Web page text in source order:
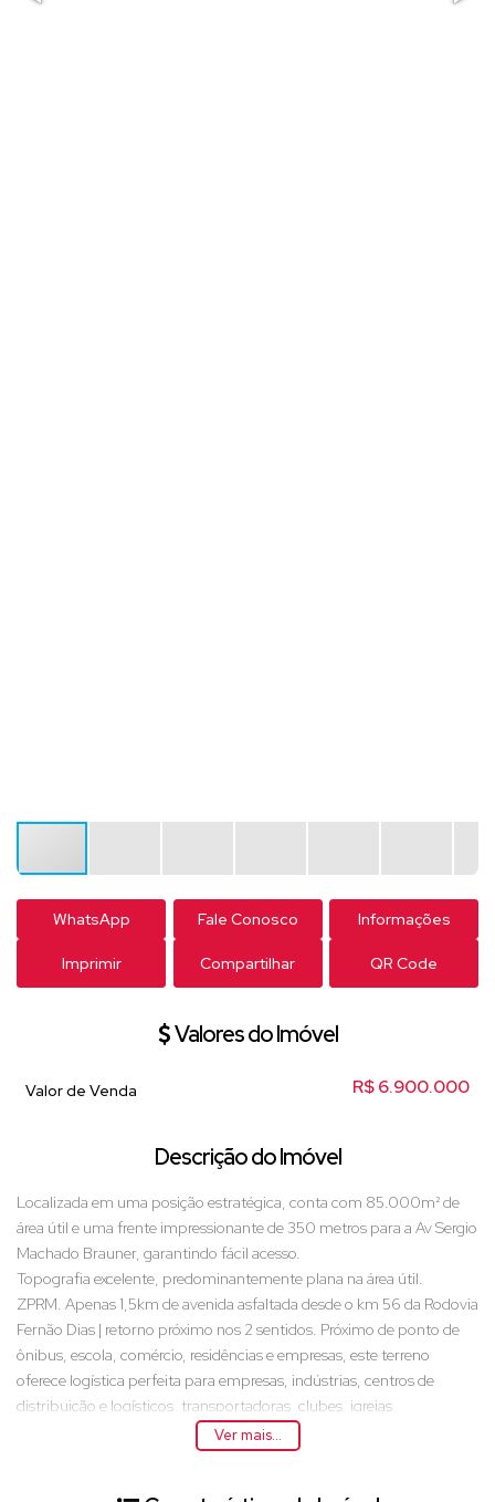
WhatsApp Fale Conosco Informações
Imprimir Compartilhar QR Code
Valores do Imóvel
R$6.900.000
Valor de Venda
Descrição do Imóvel
Localizada em uma posição estratégica, conta com 85.000m² de
área útil e uma frente impressionante de 350 metros para a Av Sergio
Machado Brauner, garantindo fácil acesso.
Topografia excelente, predominantemente plana na área útil.
ZPRM. Apenas 1,5km de avenida asfaltada desde o km 56 da Rodovia
Fernão Dias | retorno próximo nos 2 sentidos. Próximo de ponto de
ônibus, escola, comércio, residências e empresas, este terreno
oferece logística perfeita para empresas, indústrias, centros de
distribuição e logísticos, transportadoras, clubes, igrejas,
condomínios, loteamentos e prédios com até 20m. Ideal para
INVESTIDORES que buscam parceria com incorporadoras de
Ver mais...